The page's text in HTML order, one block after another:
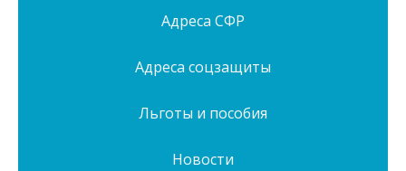
Адреса СФР
Адреса соцзащиты
Льготы и пособия
Новости